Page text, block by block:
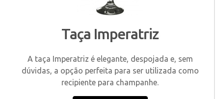
Taça Imperatriz
A taça Imperatriz é elegante, despojada e, sem
dúvidas, a opção perfeita para ser utilizada como
recipiente para champanhe.